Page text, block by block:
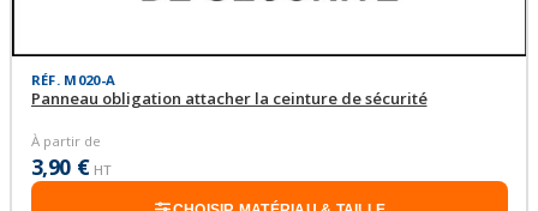
RÉF. M020-A
Panneau obligation attacher la ceinture de sécurité
À partir de
3,90 € HT